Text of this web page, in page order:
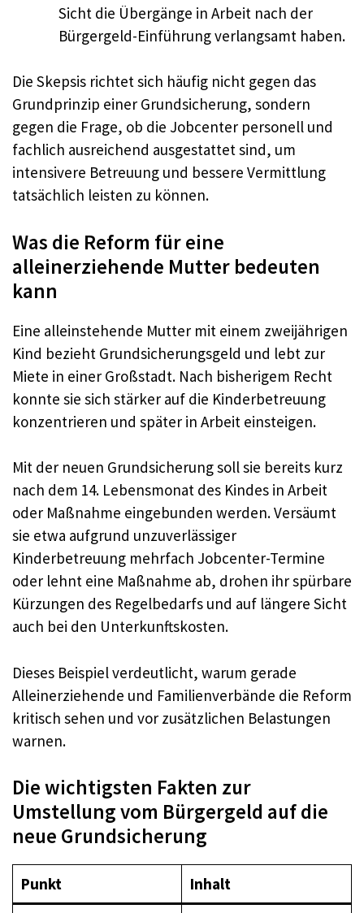
Sicht die Übergänge in Arbeit nach der
Bürgergeld-Einführung verlangsamt haben.
Die Skepsis richtet sich häufig nicht gegen das
Grundprinzip einer Grundsicherung, sondern
gegen die Frage, ob die Jobcenter personell und
fachlich ausreichend ausgestattet sind, um
intensivere Betreuung und bessere Vermittlung
tatsächlich leisten zu können.
Was die Reform für eine
alleinerziehende Mutter bedeuten
kann
Eine alleinstehende Mutter mit einem zweijährigen
Kind bezieht Grundsicherungsgeld und lebt zur
Miete in einer Großstadt. Nach bisherigem Recht
konnte sie sich stärker auf die Kinderbetreuung
konzentrieren und später in Arbeit einsteigen.
Mit der neuen Grundsicherung soll sie bereits kurz
nach dem 14. Lebensmonat des Kindes in Arbeit
oder Maßnahme eingebunden werden. Versäumt
sie etwa aufgrund unzuverlässiger
Kinderbetreuung mehrfach Jobcenter-Termine
oder lehnt eine Maßnahme ab, drohen ihr spürbare
Kürzungen des Regelbedarfs und auf längere Sicht
auch bei den Unterkunftskosten.
Dieses Beispiel verdeutlicht, warum gerade
Alleinerziehende und Familienverbände die Reform
kritisch sehen und vor zusätzlichen Belastungen
warnen.
Die wichtigsten Fakten zur
Umstellung vom Bürgergeld auf die
neue Grundsicherung
Punkt Inhalt